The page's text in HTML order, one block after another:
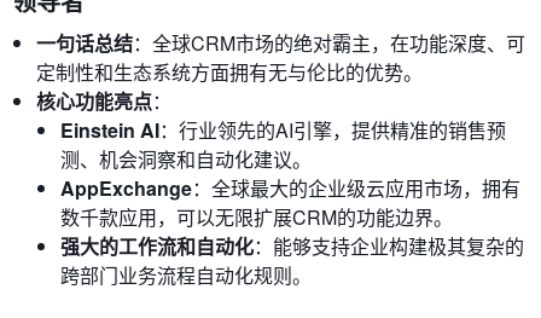
一句话总结：全球CRM市场的绝对霸主，在功能深度、可
定制性和生态系统方面拥有无与伦比的优势。
核心功能亮点：
Einstein AI：行业领先的AI引擎，提供精准的销售预
测、机会洞察和自动化建议。
AppExchange：全球最大的企业级云应用市场，拥有
数千款应用，可以无限扩展CRM的功能边界。
强大的工作流和自动化：能够支持企业构建极其复杂的
跨部门业务流程自动化规则。